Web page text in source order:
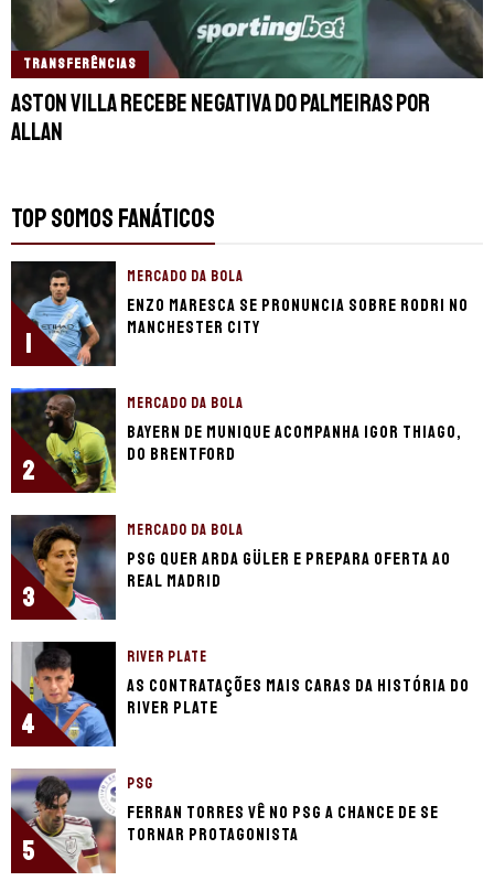
TRANSFERÊNCIAS
Aston Villa recebe negativa do Palmeiras por
Allan
TOP SOMOS FANÁTICOS
1
MERCADO DA BOLA
Enzo Maresca se pronuncia sobre Rodri no
Manchester City
2
MERCADO DA BOLA
Bayern de Munique acompanha Igor Thiago,
do Brentford
3
MERCADO DA BOLA
PSG quer Arda Güler e prepara oferta ao
Real Madrid
4
RIVER PLATE
As contratações mais caras da história do
River Plate
5
PSG
Ferran Torres vê no PSG a chance de se
tornar protagonista